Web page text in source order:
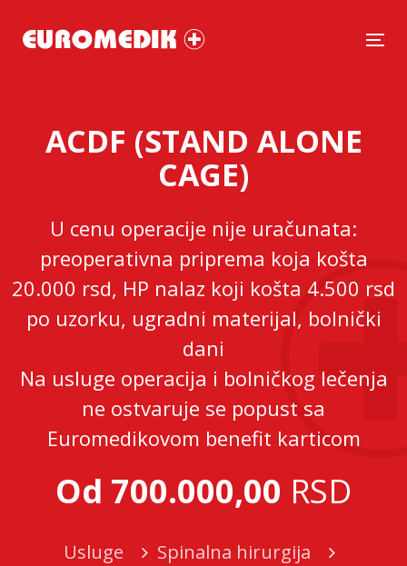
ACDF (STAND ALONE
CAGE)
U cenu operacije nije uračunata:
preoperativna priprema koja košta
20.000 rsd, HP nalaz koji košta 4.500 rsd
po uzorku, ugradni materijal, bolnički
dani
Na usluge operacija i bolničkog lečenja
ne ostvaruje se popust sa
Euromedikovom benefit karticom
Od 700.000,00 RSD
Usluge
Spinalna hirurgija